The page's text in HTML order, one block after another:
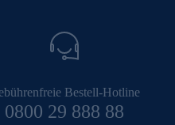
Bestell-Hotline
0800 29 888 88